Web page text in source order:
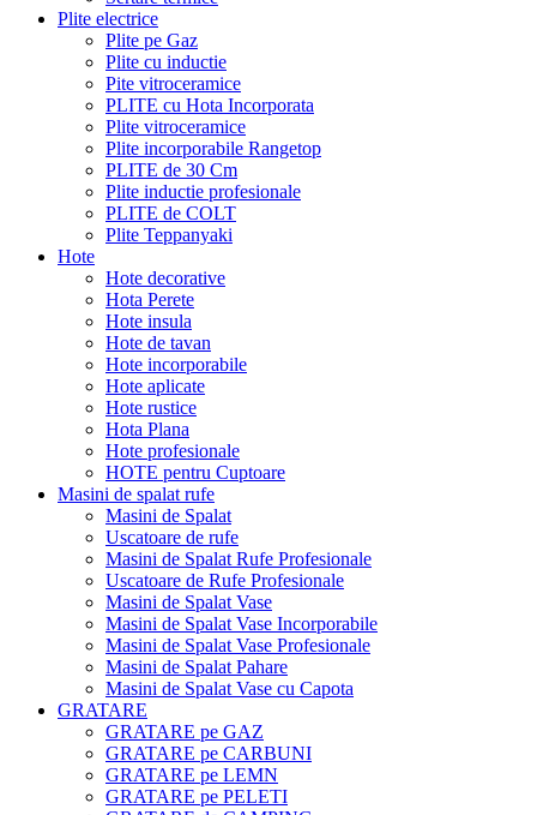
Plite electrice
Plite pe Gaz
Plite cu inductie
Pite vitroceramice
PLITE cu Hota Incorporata
Plite vitroceramice
Plite incorporabile Rangetop
PLITE de 30 Cm
Plite inductie profesionale
PLITE de COLT
Plite Teppanyaki
Hote
Hote decorative
Hota Perete
Hote insula
Hote de tavan
Hote incorporabile
Hote aplicate
Hote rustice
Hota Plana
Hote profesionale
HOTE pentru Cuptoare
Masini de spalat rufe
Masini de Spalat
Uscatoare de rufe
Masini de Spalat Rufe Profesionale
Uscatoare de Rufe Profesionale
Masini de Spalat Vase
Masini de Spalat Vase Incorporabile
Masini de Spalat Vase Profesionale
Masini de Spalat Pahare
Masini de Spalat Vase cu Capota
GRATARE
GRATARE pe GAZ
GRATARE pe CARBUNI
GRATARE pe LEMN
GRATARE pe PELETI